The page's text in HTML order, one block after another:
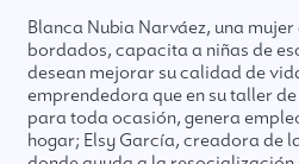
Blanca Nubia Narváez, una
bordados, capacita a niñas de
desean mejorar su calidad de
emprendedora que en su taller
para toda ocasión, genera
hogar; Elsy García, creadora de